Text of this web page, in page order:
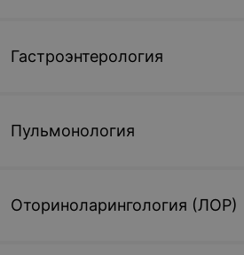
Гастроэнтерология
Пульмонология
Оториноларингология (ЛОР)